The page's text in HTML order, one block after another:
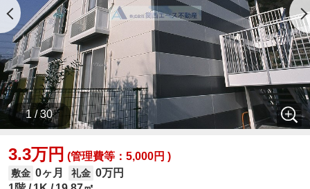
1 / 30
3.3万円 (管理費等：5,000円 )
敷金 0ヶ月 礼金 0万円